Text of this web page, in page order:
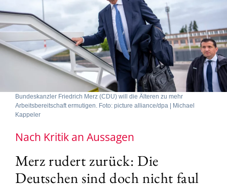
Bundeskanzler Friedrich Merz (CDU) will die Älteren zu mehr
Arbeitsbereitschaft ermutigen. Foto: picture alliance/dpa | Michael
Kappeler
Nach Kritik an Aussagen
Merz rudert zurück: Die
Deutschen sind doch nicht faul